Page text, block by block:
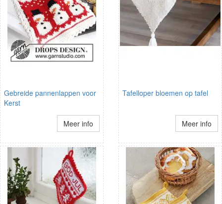
Gebreide pannenlappen voor
Kerst
Meer info
Tafelloper bloemen op tafel
Meer info